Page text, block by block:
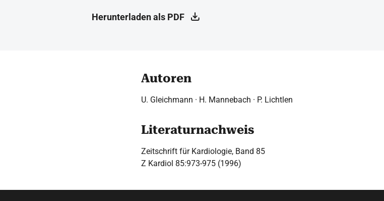
Herunterladen als PDF
Autoren
U. Gleichmann · H. Mannebach · P. Lichtlen
Literaturnachweis
Zeitschrift für Kardiologie, Band 85
Z Kardiol 85:973-975 (1996)